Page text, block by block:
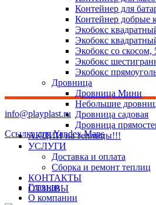
Контейнер для
Контейнер добрые
Экобокс
Экобокс
Экобокс со скосом,
Экобокс
Экобокс
Дровница
Дровница Мини
Небольшие
Дровница садовая
Дровница
АКЦИИ на теплицы!!!
УСЛУГИ
Доставка и оплата
Сборка и ремонт теплиц
КОНТАКТЫ
ОТЗЫВЫ
info@playplast.ru
Ссылка для Yandex Maps
Главная
О компании